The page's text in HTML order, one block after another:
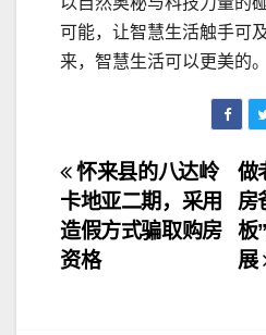
可能，让智慧生活触手可
来，智慧生活可以更美的。
文
章
导
做
房
板
展
怀来县的八达岭
卡地亚二期，采用
造假方式骗取购房
资格